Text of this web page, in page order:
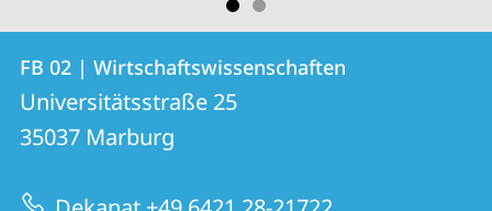
Kontakt
und
Informationen
zur
Kontaktinformationen
FB
02
|
Wirtschaftswissenschaften
FB 02 | Wirtschaftswissenschaften
Universitätsstraße 25
35037 Marburg